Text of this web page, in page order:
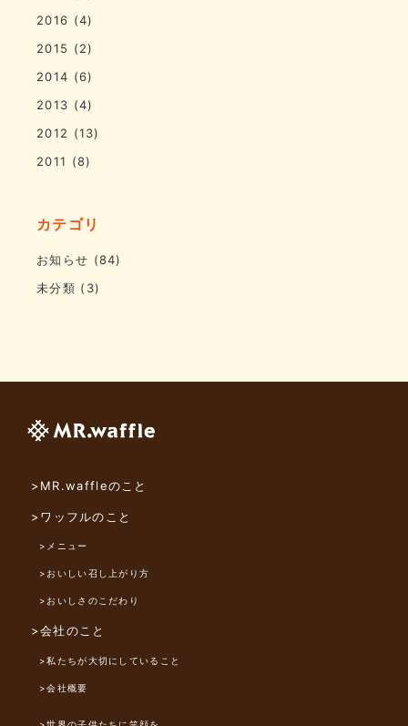
2016 (4)
2015 (2)
2014 (6)
2013 (4)
2012 (13)
2011 (8)
カテゴリ
お知らせ (84)
未分類 (3)
>MR.waffleのこと
>ワッフルのこと
>メニュー
>おいしい召し上がり方
>おいしさのこだわり
>会社のこと
>私たちが大切にしていること
>会社概要